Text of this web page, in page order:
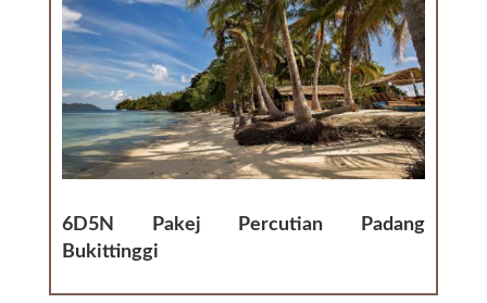
6D5N Pakej Percutian Padang
Bukittinggi